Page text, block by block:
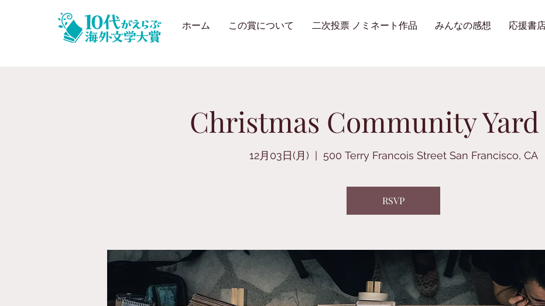
ホーム この賞について 二次投票 ノミネート作品 みんなの感想 応援書
Christmas Community Yard
12月03日(月) 500 Terry Francois Street San Francisco, CA
RSVP